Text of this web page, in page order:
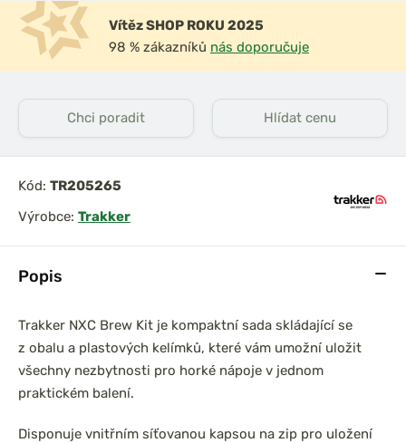
Popis
Trakker NXC Brew Kit je kompaktní sada skládající se
z obalu a plastových kelímků, které vám umožní uložit
všechny nezbytnosti pro horké nápoje v jednom
praktickém balení.
Disponuje vnitřním síťovanou kapsou na zip pro uložení
Vítěz SHOP ROKU 2025
98 % zákazníků nás doporučuje
Chci poradit Hlídat cenu
Kód: TR205265
Výrobce: Trakker